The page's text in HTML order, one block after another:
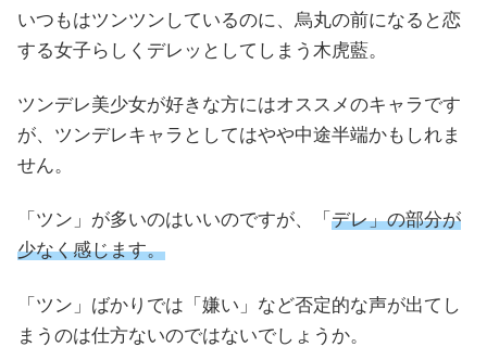
いつもはツンツンしているのに、烏丸の前になると恋
する女子らしくデレッとしてしまう木虎藍。
ツンデレ美少女が好きな方にはオススメのキャラです
が、ツンデレキャラとしてはやや中途半端かもしれま
せん。
「ツン」が多いのはいいのですが、「 デレ」の部分が
少なく感じます。
「ツン」ばかりでは「嫌い」など否定的な声が出てし
まうのは仕方ないのではないでしょうか。